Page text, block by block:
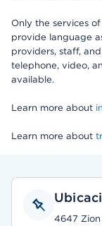
Only the services
provide language
providers, staff,
telephone, video,
available.
Learn more about
Learn more about
4647 Zion